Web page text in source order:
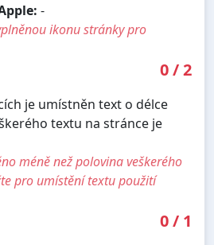
-
ikonu stránky pro
0/2
je umístněn text o délce
textu na stránce je
méně než polovina veškerého
pro umístění textu použití
0/ 1